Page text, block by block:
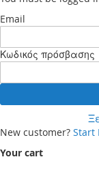
Email
Κωδικός πρόσβασης
New customer? Start
Your cart